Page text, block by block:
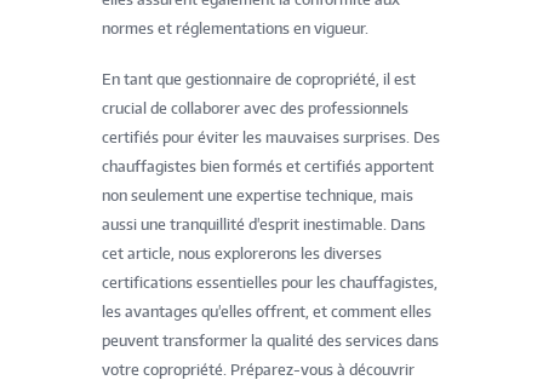
normes et réglementations en vigueur.
En tant que gestionnaire de copropriété, il est
crucial de collaborer avec des professionnels
certifiés pour éviter les mauvaises surprises. Des
chauffagistes bien formés et certifiés apportent
non seulement une expertise technique, mais
aussi une tranquillité d'esprit inestimable. Dans
cet article, nous explorerons les diverses
certifications essentielles pour les chauffagistes,
les avantages qu'elles offrent, et comment elles
peuvent transformer la qualité des services dans
votre copropriété. Préparez-vous à découvrir